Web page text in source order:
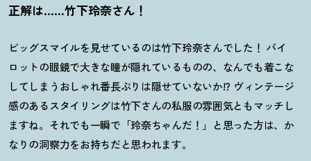
正解は……竹下玲奈さん ！
ビッグスマイルを見せているのは竹下玲奈さんでした ！ パイ
ロットの眼鏡で大きな瞳が隠れているものの、なんでも着こな
してしまうおしゃれ番長ぶりは隠せていないか!? ヴィンテージ
感のあるスタイリングは竹下さんの私服の雰囲気ともマッチし
ますね。それでも一瞬で「玲奈ちゃんだ ！ 」と思った方は、か
なりの洞察力をお持ちだと思われます。